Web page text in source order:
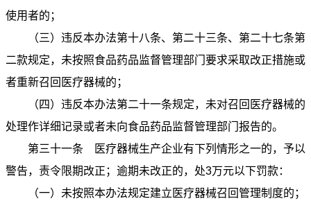
使用者的；
（三）违反本办法第十八条、第二十三条、第二十七条第
二款规定，未按照食品药品监督管理部门要求采取改正措施或
者重新召回医疗器械的；
（四）违反本办法第二十一条规定，未对召回医疗器械的
处理作详细记录或者未向食品药品监督管理部门报告的。
第三十一条 医疗器械生产企业有下列情形之一的，予以
警告，责令限期改正；逾期未改正的，处3万元以下罚款：
（一）未按照本办法规定建立医疗器械召回管理制度的；